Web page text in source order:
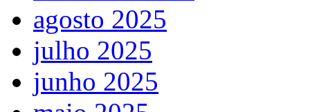
agosto 2025
julho 2025
junho 2025